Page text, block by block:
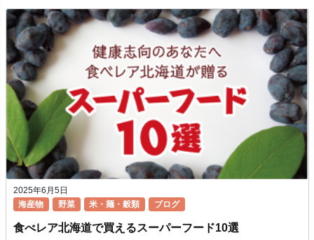
2025年6月5日
海産物
野菜 米・麺・穀類 ブログ
食べレア北海道で買えるスーパーフード10選